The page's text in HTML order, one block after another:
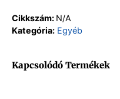
Cikkszám: N/A
Kategória: Egyéb
Kapcsolódó Termékek